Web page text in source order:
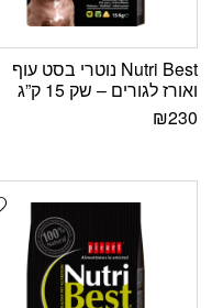
Nutri Best נוטרי בסט עוף
ואורז לגורים – שק 15 ק”ג
₪230